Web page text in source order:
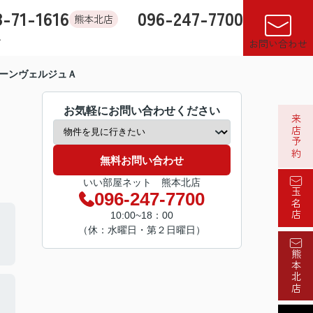
71-1616 熊本北店 096-247-7700
お問い合わせ
ンヴェルジュＡ
お気軽にお問い合わせください
無料お問い合わせ
いい部屋ネット 熊本北店
096-247-7700
10:00~18：00
（休：水曜日・第２日曜日）
来店予約
玉名店
熊本北店